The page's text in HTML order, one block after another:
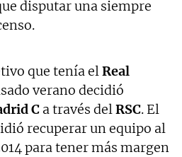
disputar una siempre
que tenía elReal
verano decidió
C a través delRSC. El
recuperar un equipo al
para tener más margen